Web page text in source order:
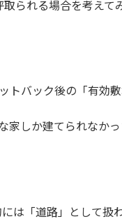
られる場合を考えて
バック後の「有効
しか建てられなか
は「道路」として扱わ